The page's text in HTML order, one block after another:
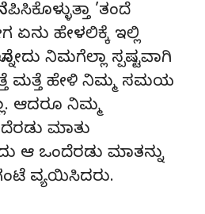
’ತಂದೆ
ಏನು ಹೇಳಲಿಕ್ಕೆ ಇಲ್ಲಿ
ನಿಮಗೆಲ್ಲಾ ಸ್ಪಷ್ಟವಾಗಿ
ಮತ್ತೆ ಹೇಳಿ ನಿಮ್ಮ ಸಮಯ
ಆದರೂ ನಿಮ್ಮ
ಮಾತು
ಆ ಒಂದೆರಡು ಮಾತನ್ನು
ವ್ಯಯಿಸಿದರು.